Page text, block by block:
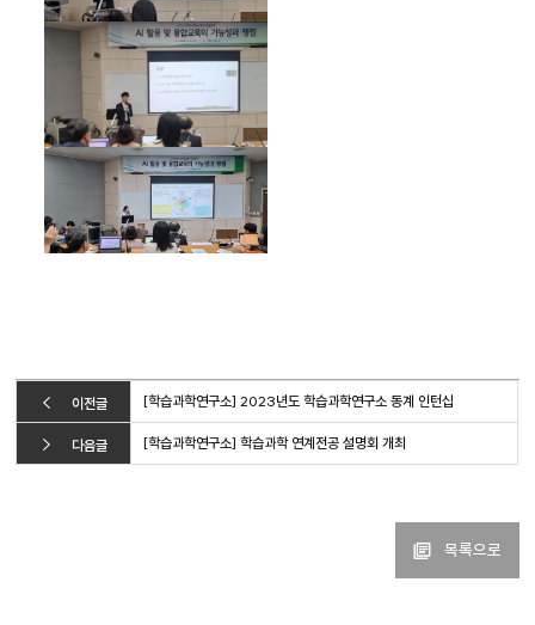
이전글 [학습과학연구소] 2023년도 학습과학연구소 동계 인턴십
다음글 [학습과학연구소] 학습과학 연계전공 설명회 개최
목록으로